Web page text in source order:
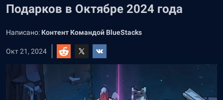
Подарков в Октябре 2024 года
Написано: Контент Командой BlueStacks
Окт 21, 2024